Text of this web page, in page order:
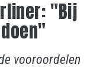
"Bij
vooroordelen